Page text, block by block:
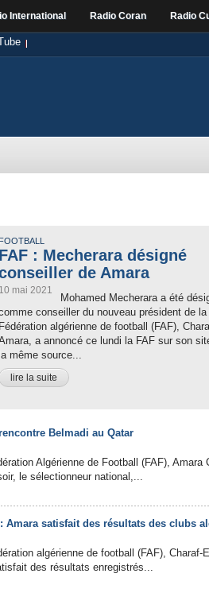
International Radio Coran Radio
FOOTBALL
FAF : Mecherara désigné
de Amara
10 mai 2021
Mohamed Mecherara a été
conseiller du nouveau président de la
Fédération algérienne de football (FAF),
a annoncé ce lundi la FAF sur son
la même source...
lire la suite
Belmadi au Qatar
Algérienne de Football (FAF), Amara
le sélectionneur national,...
Amara satisfait des résultats des clubs
algérienne de football (FAF), Charaf-
des résultats enregistrés...